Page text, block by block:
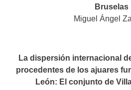
Bruselas
Miguel Ángel
La dispersión internacional
procedentes de los ajuares
León: El conjunto de